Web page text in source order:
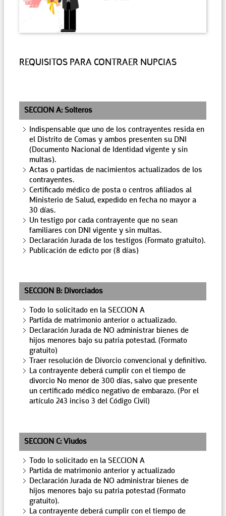
REQUISITOS PARA CONTRAER NUPCIAS
SECCION A: Solteros
Indispensable que uno de los contrayentes resida en
el Distrito de Comas y ambos presenten su DNI
(Documento Nacional de Identidad vigente y sin
multas).
Actas o partidas de nacimientos actualizados de los
contrayentes.
Certificado médico de posta o centros afiliados al
Ministerio de Salud, expedido en fecha no mayor a
30 días.
Un testigo por cada contrayente que no sean
familiares con DNI vigente y sin multas.
Declaración Jurada de los testigos (Formato gratuito).
Publicación de edicto por (8 días)
SECCION B: Divorciados
Todo lo solicitado en la SECCION A
Partida de matrimonio anterior o actualizado.
Declaración Jurada de NO administrar bienes de
hijos menores bajo su patria potestad. (Formato
gratuito)
Traer resolución de Divorcio convencional y definitivo.
La contrayente deberá cumplir con el tiempo de
divorcio No menor de 300 días, salvo que presente
un certificado médico negativo de embarazo. (Por el
artículo 243 inciso 3 del Código Civil)
SECCION C: Viudos
Todo lo solicitado en la SECCION A
Partida de matrimonio anterior y actualizado
Declaración Jurada de NO administrar bienes de
hijos menores bajo su patria potestad (Formato
gratuito).
La contrayente deberá cumplir con el tiempo de